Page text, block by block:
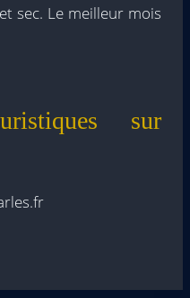
sec. Le meilleur mois
sur